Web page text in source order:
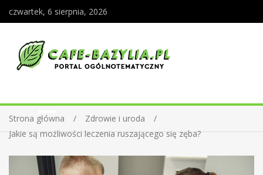
czwartek, 6 sierpnia, 2026
Strona główna
Zdrowie i uroda
Jakie są możliwości leczenia ruszającego się zęba?